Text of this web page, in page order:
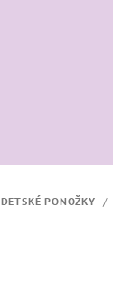
DETSKÉ PONOŽKY /